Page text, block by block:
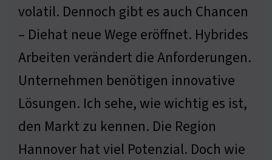
volatil. Dennoch gibt es auch Chancen
– Diehat neue Wege eröffnet. Hybrides
Arbeiten verändert die Anforderungen.
Unternehmen benötigen innovative
Lösungen. Ich sehe, wie wichtig es ist,
den Markt zu kennen. Die Region
Hannover hat viel Potenzial. Doch wie